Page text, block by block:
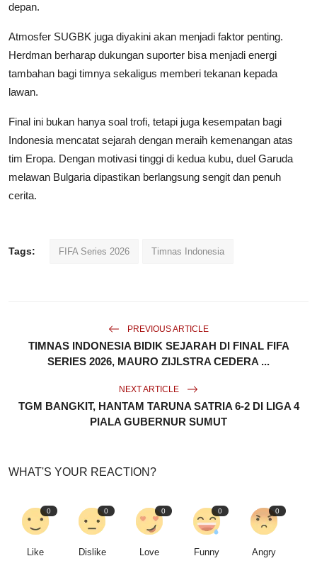
depan.
Atmosfer SUGBK juga diyakini akan menjadi faktor penting.
Herdman berharap dukungan suporter bisa menjadi energi
tambahan bagi timnya sekaligus memberi tekanan kepada
lawan.
Final ini bukan hanya soal trofi, tetapi juga kesempatan bagi
Indonesia mencatat sejarah dengan meraih kemenangan atas
tim Eropa. Dengan motivasi tinggi di kedua kubu, duel Garuda
melawan Bulgaria dipastikan berlangsung sengit dan penuh
cerita.
Tags: FIFA Series 2026 Timnas Indonesia
PREVIOUS ARTICLE
TIMNAS INDONESIA BIDIK SEJARAH DI FINAL FIFA
SERIES 2026, MAURO ZIJLSTRA CEDERA ...
NEXT ARTICLE
TGM BANGKIT, HANTAM TARUNA SATRIA 6-2 DI LIGA 4
PIALA GUBERNUR SUMUT
WHAT'S YOUR REACTION?
0
Like
0
Dislike
0
Love
0
Funny
0
Angry